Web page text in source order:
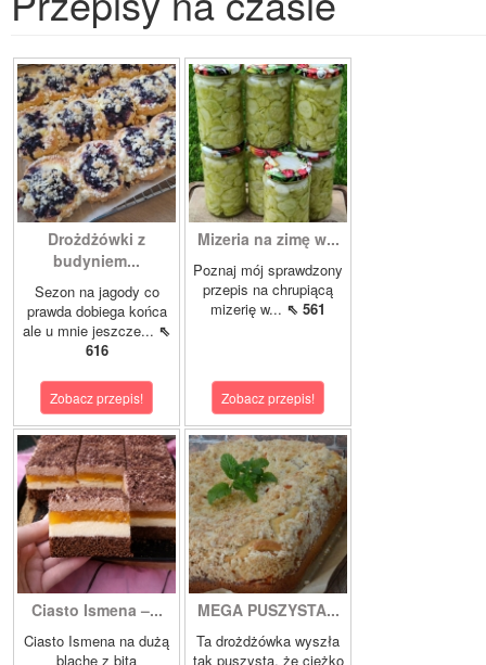
Drożdżówki z
budyniem...
Sezon na jagody co
prawda dobiega końca
ale u mnie jeszcze... ⇖
616
Zobacz przepis!
Mizeria na zimę w...
Poznaj mój sprawdzony
przepis na chrupiącą
mizerię w... ⇖ 561
Zobacz przepis!
Ciasto Ismena –...
Ciasto Ismena na dużą
blachę z bitą
MEGA PUSZYSTA...
Ta drożdżówka wyszła
tak puszysta, że ciężko